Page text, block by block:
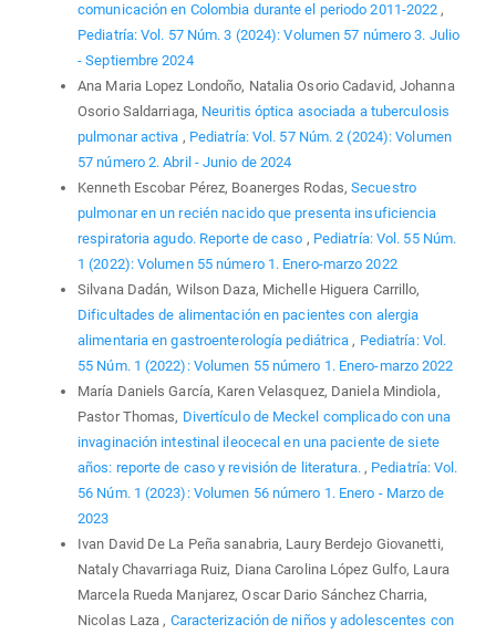
comunicación en Colombia durante el periodo 2011-2022 ,
Pediatría: Vol. 57 Núm. 3 (2024): Volumen 57 número 3. Julio
- Septiembre 2024
Ana Maria Lopez Londoño, Natalia Osorio Cadavid, Johanna
Osorio Saldarriaga, Neuritis óptica asociada a tuberculosis
pulmonar activa , Pediatría: Vol. 57 Núm. 2 (2024): Volumen
57 número 2. Abril - Junio de 2024
Kenneth Escobar Pérez, Boanerges Rodas,Secuestro
pulmonar en un recién nacido que presenta insuficiencia
respiratoria agudo. Reporte de caso , Pediatría: Vol. 55 Núm.
1 (2022): Volumen 55 número 1. Enero-marzo 2022
Silvana Dadán, Wilson Daza, Michelle Higuera Carrillo,
Dificultades de alimentación en pacientes con alergia
alimentaria en gastroenterología pediátrica , Pediatría: Vol.
55 Núm. 1 (2022): Volumen 55 número 1. Enero-marzo 2022
María Daniels García, Karen Velasquez, Daniela Mindiola,
Pastor Thomas, Divertículo de Meckel complicado con una
invaginación intestinal ileocecal en una paciente de siete
años: reporte de caso y revisión de literatura. , Pediatría: Vol.
56 Núm. 1 (2023): Volumen 56 número 1. Enero - Marzo de
2023
Ivan David De La Peña sanabria, Laury Berdejo Giovanetti,
Nataly Chavarriaga Ruiz, Diana Carolina López Gulfo, Laura
Marcela Rueda Manjarez, Oscar Dario Sánchez Charria,
Nicolas Laza , Caracterización de niños y adolescentes con